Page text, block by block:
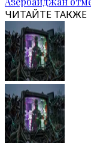
ЧИТАЙТЕ ТАКЖЕ